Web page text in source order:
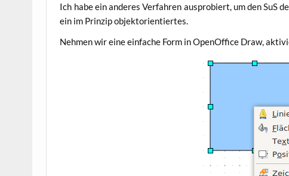
Ich habe ein ande­res Ver­fah­ren aus­pro­biert, um den SuS
ein im Prin­zip objektorientiertes.
Neh­men wir eine ein­fa­che Form in Open­Of­fice Draw,